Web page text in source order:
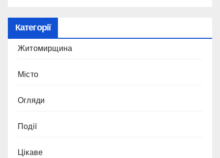
Категорії
Житомирщина
Місто
Огляди
Події
Цікаве